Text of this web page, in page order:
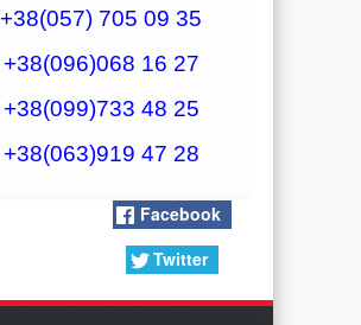
+38(057) 705 09 35
+38(096)068 16 27
+38(099)733 48 25
+38(063)919 47 28
Facebook
Twitter